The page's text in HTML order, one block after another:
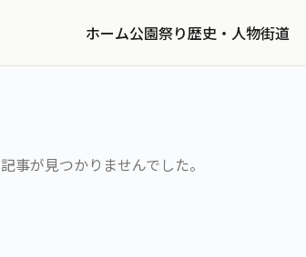
ホーム公園祭り歴史・人物街道
記事が見つかりませんでした。